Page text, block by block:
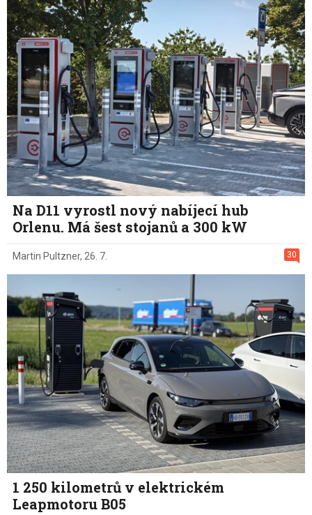
Na D11 vyrostl nový nabíjecí hub
Orlenu. Má šest stojanů a 300 kW
30
Martin Pultzner, 26. 7.
1 250 kilometrů v elektrickém
Leapmotoru B05